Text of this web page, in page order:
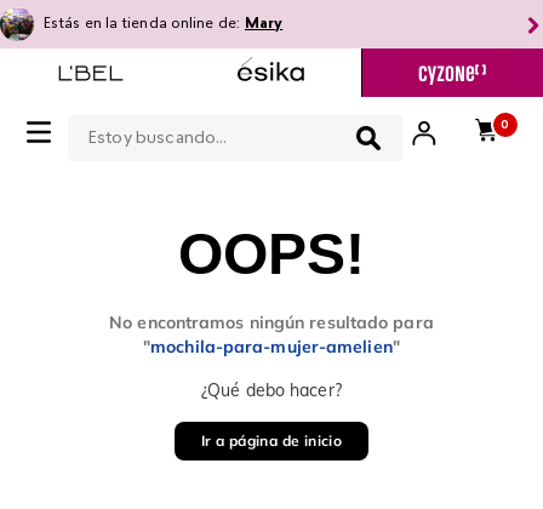
Estás en la tienda online de: Mary
0
OOPS!
No encontramos ningún resultado para
"mochila-para-mujer-amelien"
¿Qué debo hacer?
Ir a página de inicio